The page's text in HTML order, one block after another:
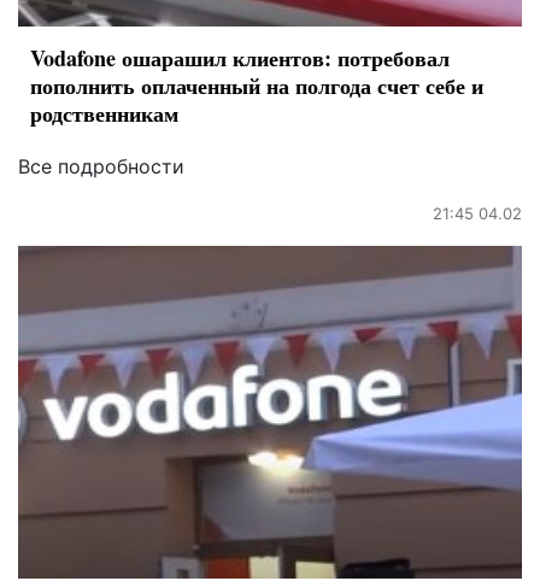
Vodafone ошарашил клиентов: потребовал
пополнить оплаченный на полгода счет себе и
родственникам
Все подробности
21:45 04.02